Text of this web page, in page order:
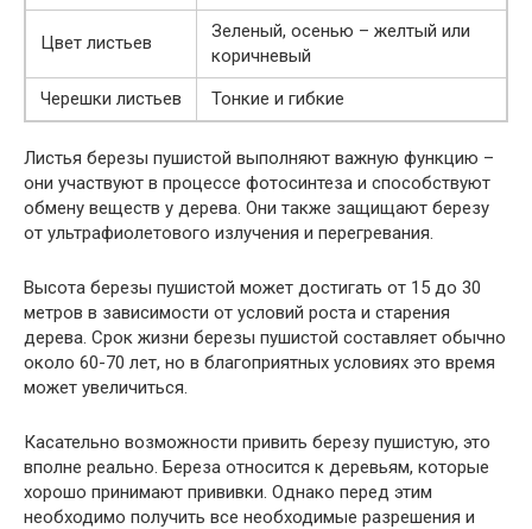
Цвет листьев
Зеленый, осенью – желтый или
коричневый
Черешки листьев
Тонкие и гибкие
Листья березы пушистой выполняют важную функцию –
они участвуют в процессе фотосинтеза и способствуют
обмену веществ у дерева. Они также защищают березу
от ультрафиолетового излучения и перегревания.
Высота березы пушистой может достигать от 15 до 30
метров в зависимости от условий роста и старения
дерева. Срок жизни березы пушистой составляет обычно
около 60-70 лет, но в благоприятных условиях это время
может увеличиться.
Касательно возможности привить березу пушистую, это
вполне реально. Береза относится к деревьям, которые
хорошо принимают прививки. Однако перед этим
необходимо получить все необходимые разрешения и